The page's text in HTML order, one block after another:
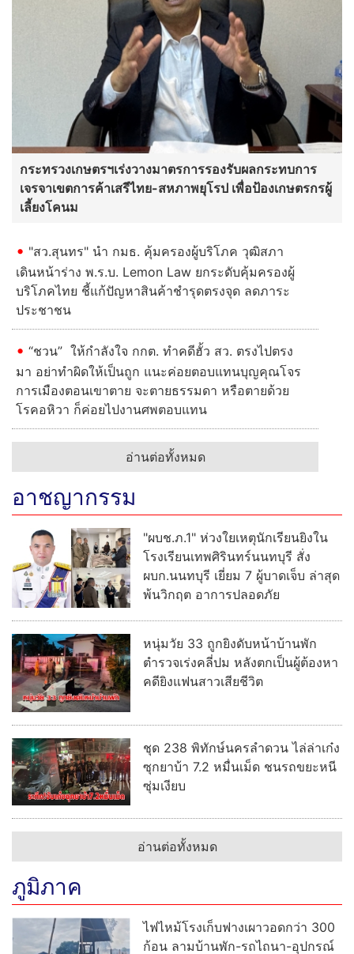
กระทรวงเกษตรฯเร่งวางมาตรการรองรับผลกระทบการ
เจรจาเขตการค้าเสรีไทย-สหภาพยุโรป เพื่อป้องเกษตรกรผู้
เลี้ยงโคนม
"สว.สุนทร" นำ กมธ. คุ้มครองผู้บริโภค วุฒิสภา
เดินหน้าร่าง พ.ร.บ. Lemon Law ยกระดับคุ้มครองผู้
บริโภคไทย ชี้แก้ปัญหาสินค้าชำรุดตรงจุด ลดภาระ
ประชาชน
“ชวน” ให้กำลังใจ กกต. ทำคดีฮั้ว สว. ตรงไปตรง
มา อย่าทำผิดให้เป็นถูก แนะค่อยตอบแทนบุญคุณโจร
การเมืองตอนเขาตาย จะตายธรรมดา หรือตายด้วย
โรคอหิวา ก็ค่อยไปงานศพตอบแทน
อ่านต่อทั้งหมด
อาชญากรรม
"ผบช.ภ.1" ห่วงใยเหตุนักเรียนยิงใน
โรงเรียนเทพศิรินทร์นนทบุรี สั่ง
ผบก.นนทบุรี เยี่ยม 7 ผู้บาดเจ็บ ล่าสุด
พ้นวิกฤต อาการปลอดภัย
หนุ่มวัย 33 ถูกยิงดับหน้าบ้านพัก
ตำรวจเร่งคลี่ปม หลังตกเป็นผู้ต้องหา
คดียิงแฟนสาวเสียชีวิต
ชุด 238 พิทักษ์นครลำดวน ไล่ล่าเก๋ง
ซุกยาบ้า 7.2 หมื่นเม็ด ชนรถขยะหนี
ซุ่มเงียบ
อ่านต่อทั้งหมด
ภูมิภาค
ไฟไหม้โรงเก็บฟางเผาวอดกว่า 300
ก้อน ลามบ้านพัก-รถไถนา-อุปกรณ์